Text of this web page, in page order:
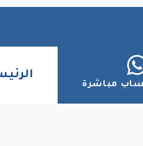
مباشرة